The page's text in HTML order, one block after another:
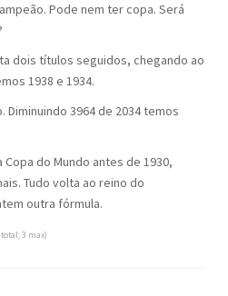
Pode nem ter copa. Será
dois títulos seguidos, chegando ao
1938 e 1934.
3964 de 2034 temos
Copa do Mundo antes de 1930,
Tudo volta ao reino do
outra fórmula.
3 max)